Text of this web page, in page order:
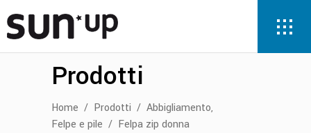
Prodotti
Home / Prodotti / Abbigliamento,
Felpe e pile / Felpa zip donna